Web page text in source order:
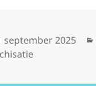
september 2025